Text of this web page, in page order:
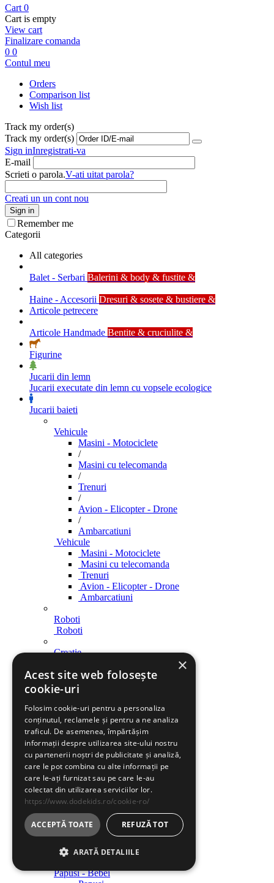
Cart 0
Cart is empty
View cart
Finalizare comanda
0 0
Contul meu
Orders
Comparison list
Wish list
Track my order(s)
Track my order(s)
Sign inInregistrati-va
E-mail
Scrieti o parola.V-ati uitat parola?
Creati un un cont nou
Sign in
Remember me
Categorii
All categories
Balet - Serbari Balerini & body & fustite &
Haine - Accesorii Dresuri & sosete & bustiere &
Articole petrecere
Articole Handmade Bentite & cruciulite &
Figurine
Jucarii din lemn
Jucarii executate din lemn cu vopsele ecologice
Jucarii baieti
Vehicule
Masini - Motociclete
/
Masini cu telecomanda
/
Trenuri
/
Avion - Elicopter - Drone
/
Ambarcatiuni
Vehicule
Masini - Motociclete
Masini cu telecomanda
Trenuri
Avion - Elicopter - Drone
Ambarcatiuni
Roboti
Roboti
Creatie
Indemanare
Indemanare
Arme
Arme
Parcari / Circuite
Parcari / Circuite
Jucarii rol
Jucarii rol
Diverse
Diverse
Jucarii fete
Papusi - Bebei
×
Acest site web folosește
cookie-uri
Folosim cookie-uri pentru a personaliza
conținutul, reclamele și pentru a ne analiza
traficul. De asemenea, împărtășim
informații despre utilizarea site-ului nostru
cu partenerii noștri de publicitate și analiză,
care le pot combina cu alte informații pe
care le-ați furnizat sau pe care le-au
colectat din utilizarea serviciilor lor.
https://www.dodekids.ro/cookie-ro/
ACCEPTĂ TOATE REFUZĂ TOT
ARATĂ DETALIILE